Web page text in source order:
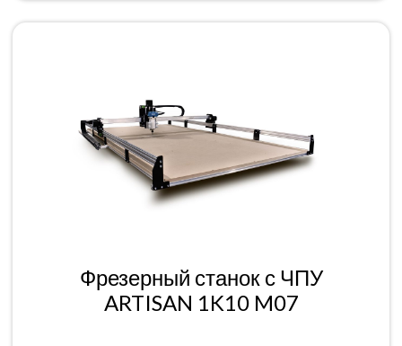
Фрезерный станок с ЧПУ
ARTISAN 1K10 M07